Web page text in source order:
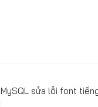
MySQL sửa lỗi font